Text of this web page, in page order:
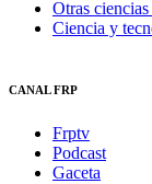
Otras
Ciencia y
CANAL FRP
Frptv
Podcast
Gaceta